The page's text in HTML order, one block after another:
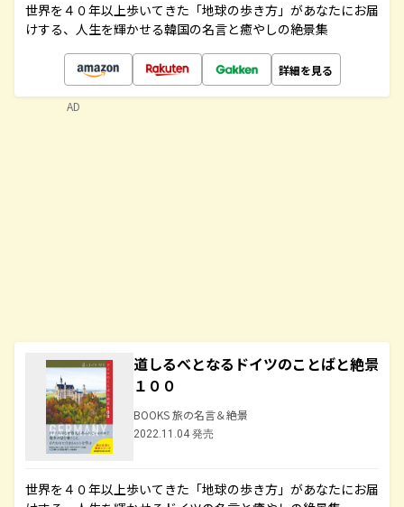
世界を４０年以上歩いてきた「地球の歩き方」があなたにお届
けする、人生を輝かせる韓国の名言と癒やしの絶景集
詳細を見る
道しるべとなるドイツのことばと絶景
１００
BOOKS 旅の名言＆絶景
2022.11.04 発売
世界を４０年以上歩いてきた「地球の歩き方」があなたにお届
AD